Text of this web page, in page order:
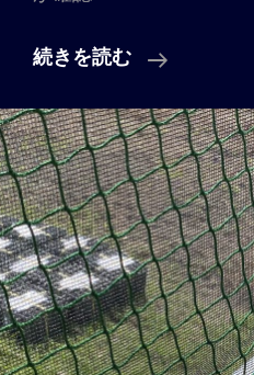
続きを読む
台
対
策
と
オ
フ
グ
リ
ッ